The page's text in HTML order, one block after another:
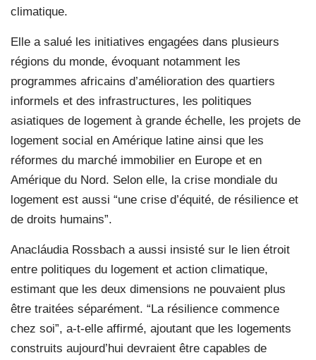
climatique.
Elle a salué les initiatives engagées dans plusieurs
régions du monde, évoquant notamment les
programmes africains d’amélioration des quartiers
informels et des infrastructures, les politiques
asiatiques de logement à grande échelle, les projets de
logement social en Amérique latine ainsi que les
réformes du marché immobilier en Europe et en
Amérique du Nord. Selon elle, la crise mondiale du
logement est aussi “une crise d’équité, de résilience et
de droits humains”.
Anacláudia Rossbach a aussi insisté sur le lien étroit
entre politiques du logement et action climatique,
estimant que les deux dimensions ne pouvaient plus
être traitées séparément. “La résilience commence
chez soi”, a-t-elle affirmé, ajoutant que les logements
construits aujourd’hui devraient être capables de